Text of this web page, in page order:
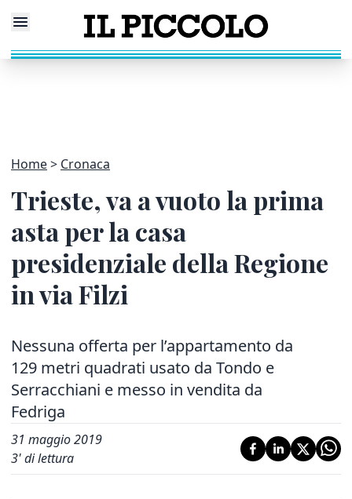
Home Cronaca
Trieste, va a vuoto la prima
asta per la casa
presidenziale della Regione
in via Filzi
Nessuna offerta per l’appartamento da
129 metri quadrati usato da Tondo e
Serracchiani e messo in vendita da
Fedriga
31 maggio 2019
3' di lettura